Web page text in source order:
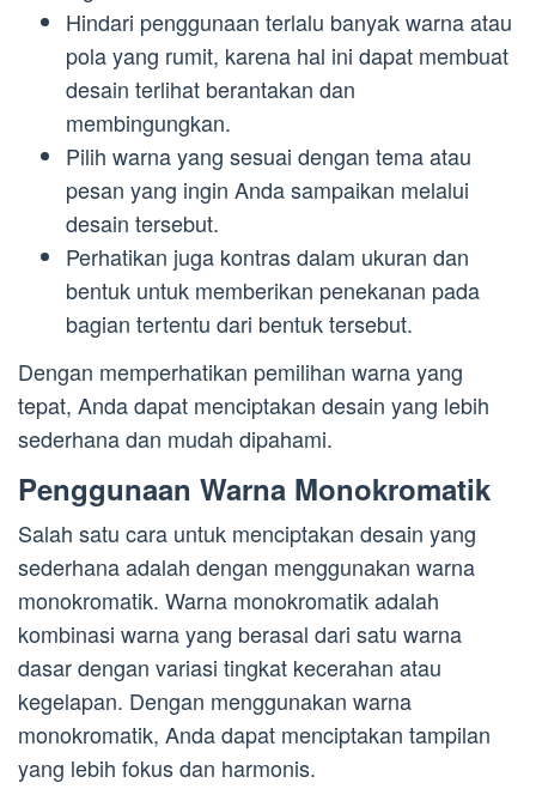
Hindari penggunaan terlalu banyak warna atau
pola yang rumit, karena hal ini dapat membuat
desain terlihat berantakan dan
membingungkan.
Pilih warna yang sesuai dengan tema atau
pesan yang ingin Anda sampaikan melalui
desain tersebut.
Perhatikan juga kontras dalam ukuran dan
bentuk untuk memberikan penekanan pada
bagian tertentu dari bentuk tersebut.
Dengan memperhatikan pemilihan warna yang
tepat, Anda dapat menciptakan desain yang lebih
sederhana dan mudah dipahami.
Penggunaan Warna Monokromatik
Salah satu cara untuk menciptakan desain yang
sederhana adalah dengan menggunakan warna
monokromatik. Warna monokromatik adalah
kombinasi warna yang berasal dari satu warna
dasar dengan variasi tingkat kecerahan atau
kegelapan. Dengan menggunakan warna
monokromatik, Anda dapat menciptakan tampilan
yang lebih fokus dan harmonis.